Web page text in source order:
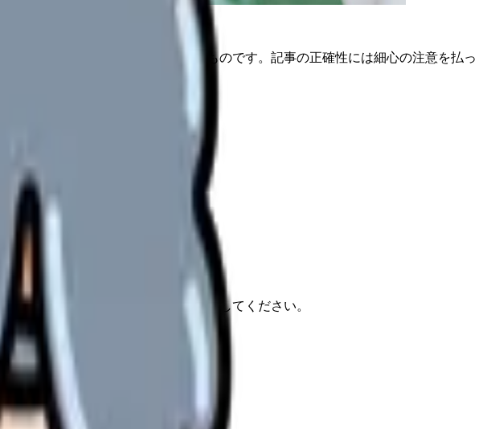
います。掲載情報は公開日時点のものです。記事の正確性には細心の注意を払っ
各サービス公式情報もあわせて確認してください。